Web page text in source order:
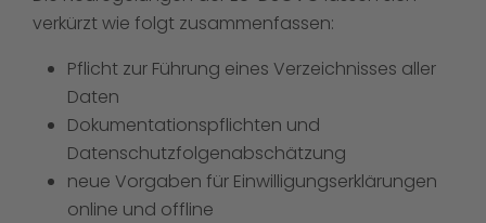
verkürzt wie folgt zusammenfassen:
Pflicht zur Führung eines Verzeichnisses aller
Daten
Dokumentationspflichten und
Datenschutzfolgenabschätzung
neue Vorgaben für Einwilligungserklärungen
online und offline